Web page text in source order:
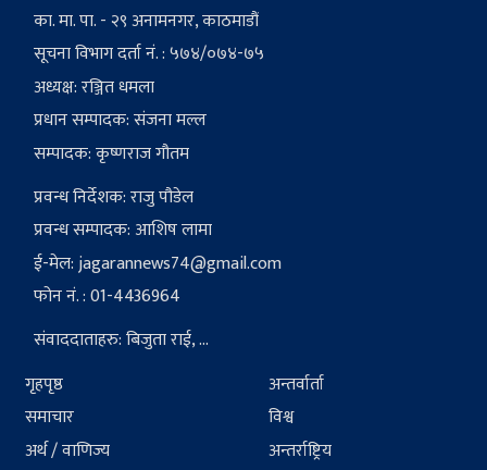
का. मा. पा. - २९ अनामनगर, काठमाडौं
सूचना विभाग दर्ता नं. : ५७४/०७४-७५
अध्यक्ष: रञ्जित धमला
प्रधान सम्पादक: संजना मल्ल
सम्पादक: कृष्णराज गौतम
प्रवन्ध निर्देशक: राजु पौडेल
प्रवन्ध सम्पादक: आशिष लामा
ई-मेल:jagarannews74@gmail.com
फोन नं. : 01-4436964
संवाददाताहरु: बिजुता राई, ...
गृहपृष्ठ
समाचार
अर्थ / वाणिज्य
अन्तर्वार्ता
विश्व
अन्तर्राष्ट्रिय